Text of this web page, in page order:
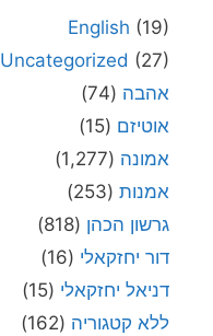
English (19)
Uncategorized (27)
אהבה (74)
אוטיזם (15)
אמונה (1,277)
אמנות (253)
גרשון הכהן (818)
דור יחזקאלי (16)
דניאל יחזקאלי (15)
ללא קטגוריה (162)